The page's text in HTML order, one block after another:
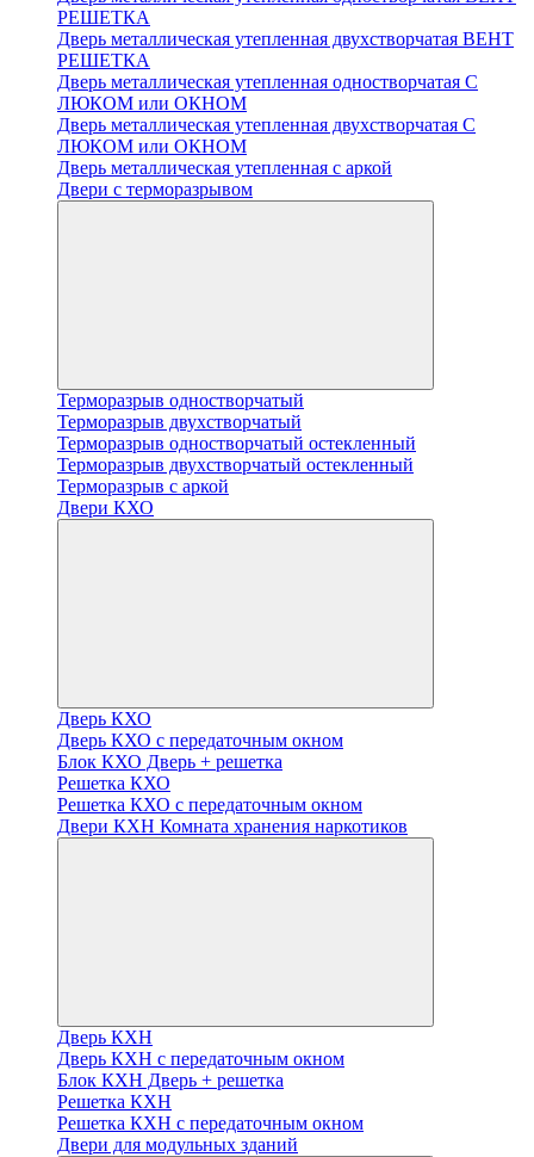
РЕШЕТКА
Дверь металлическая утепленная двухстворчатая ВЕНТ
РЕШЕТКА
Дверь металлическая утепленная одностворчатая С
ЛЮКОМ или ОКНОМ
Дверь металлическая утепленная двухстворчатая С
ЛЮКОМ или ОКНОМ
Дверь металлическая утепленная с аркой
Двери с терморазрывом
Терморазрыв одностворчатый
Терморазрыв двухстворчатый
Терморазрыв одностворчатый остекленный
Терморазрыв двухстворчатый остекленный
Терморазрыв с аркой
Двери КХО
Дверь КХО
Дверь КХО с передаточным окном
Блок КХО Дверь + решетка
Решетка КХО
Решетка КХО с передаточным окном
Двери КХН Комната хранения наркотиков
Дверь КХН
Дверь КХН с передаточным окном
Блок КХН Дверь + решетка
Решетка КХН
Решетка КХН с передаточным окном
Двери для модульных зданий